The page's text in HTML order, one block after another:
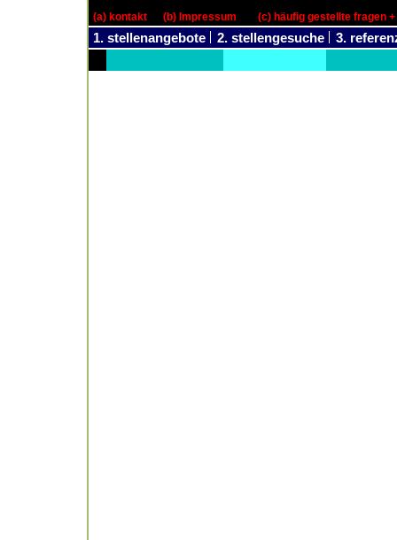
(a) kontakt (b) Impressum (c) häufig gestellte fragen
1. stellenangebote 2. stellengesuche 3.